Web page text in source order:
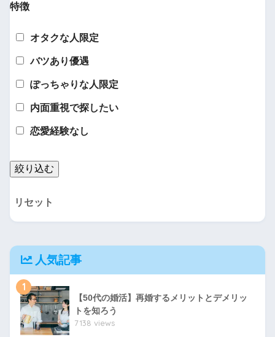
特徴
オタクな人限定
バツあり優遇
ぽっちゃりな人限定
内面重視で探したい
恋愛経験なし
リセット
人気記事
1
【50代の婚活】再婚するメリットとデメリッ
トを知ろう
7138 views